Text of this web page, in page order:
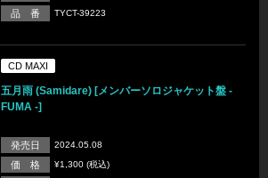
品 番 TYCT-39223
CD MAXI
五月雨 (Samidare) [メンバーソロジャケット盤 -
FUMA -]
発売日 2024.05.08
価 格 ¥1,300 (税込)